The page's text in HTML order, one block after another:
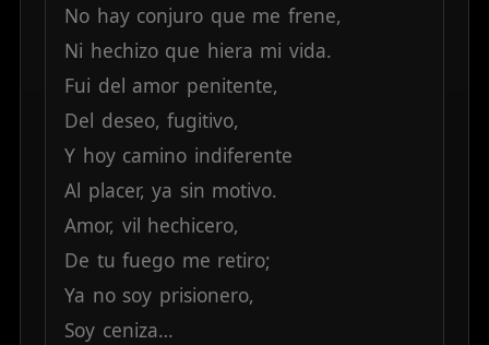
No hay conjuro que me frene,
Ni hechizo que hiera mi vida.
Fui del amor penitente,
Del deseo, fugitivo,
Y hoy camino indiferente
Al placer, ya sin motivo.
Amor, vil hechicero,
De tu fuego me retiro;
Ya no soy prisionero,
Soy ceniza…